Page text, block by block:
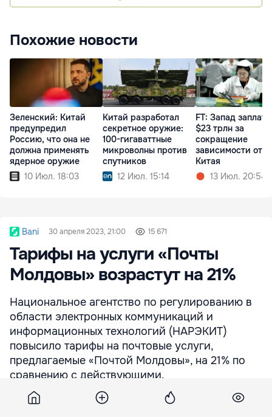
Похожие новости
Зеленский: Китай
предупредил
Россию, что она не
должна применять
ядерное оружие
10 Июл. 18:03
Китай разработал
секретное оружие:
100-гигаваттные
микроволны против
спутников
12 Июл. 15:14
FT: Запад
$23 трлн за
сокращение
зависимости от
Китая
13 Июл. 20:54
Bani 30 апреля 2023, 21:00 15 671
Тарифы на услуги «Почты
Молдовы» возрастут на 21%
Национальное агентство по регулированию в
области электронных коммуникаций и
информационных технологий (НАРЭКИТ)
повысило тарифы на почтовые услуги,
предлагаемые «Почтой Молдовы», на 21% по
сравнению с действующими.